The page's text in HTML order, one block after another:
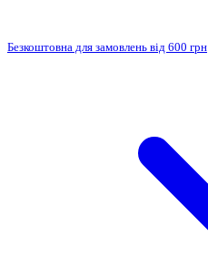
Безкоштовна для замовлень від 600 грн